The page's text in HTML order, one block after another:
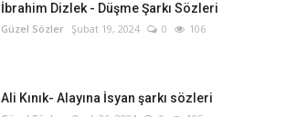
İbrahim Dizlek - Düşme Şarkı Sözleri
Güzel Sözler Şubat 19, 2024 0 106
Ali Kınık- Alayına İsyan şarkı sözleri